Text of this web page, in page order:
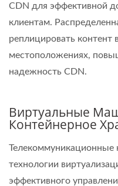
CDN для эффективной
клиентам.
реплицировать контент
местоположениях,
надежность CDN.
Виртуальные
Контейнерное
Телекоммуникационные
технологии
эффективного